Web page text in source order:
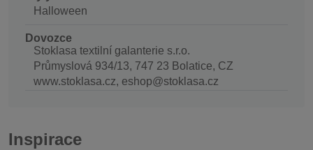
Halloween
Dovozce
Stoklasa textilní galanterie s.r.o.
Průmyslová 934/13, 747 23 Bolatice, CZ
www.stoklasa.cz, eshop@stoklasa.cz
Inspirace